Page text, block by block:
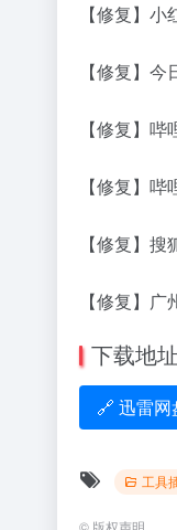
【修复】
【修复】
【修复】
【修复】
【修复】
【修复】
下载地址
🔗 迅雷网
工具
© 版权声明